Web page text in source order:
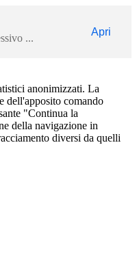
...
Apri
anonimizzati. La
dell'apposito comando
"Continua la
della navigazione in
diversi da quelli